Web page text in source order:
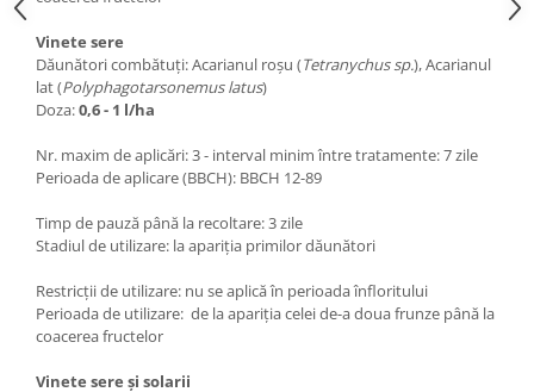
Vinete sere
Dăunători combătuți: Acarianul roșu (Tetranychus sp.), Acarianul
lat (Polyphagotarsonemus latus)
Doza:0,6 - 1 l/ha
Nr. maxim de aplicări: 3 - interval minim între tratamente: 7 zile
Perioada de aplicare (BBCH): BBCH 12-89
Timp de pauză până la recoltare: 3 zile
Stadiul de utilizare: la apariția primilor dăunători
Restricții de utilizare: nu se aplică în perioada înfloritului
Perioada de utilizare: de la apariția celei de-a doua frunze până la
coacerea fructelor
Vinete sere și solarii